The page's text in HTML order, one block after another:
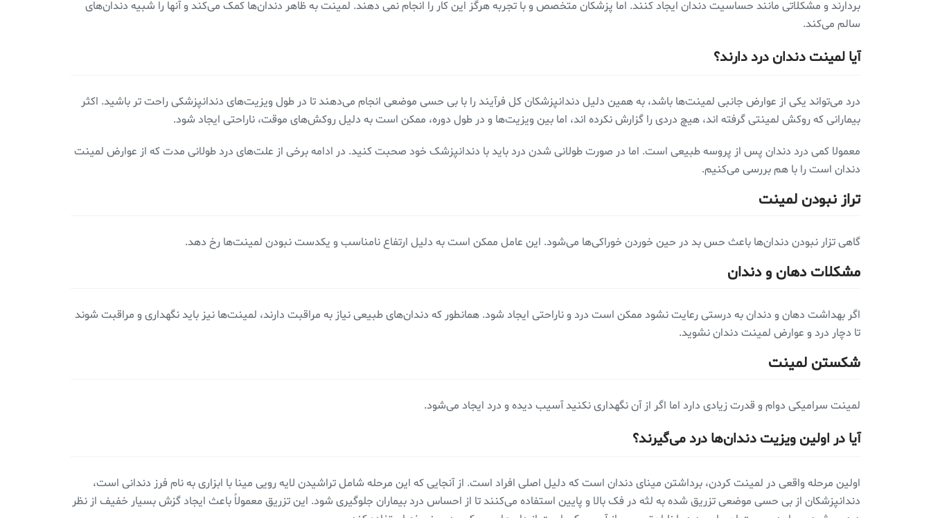
بردارند و مشکلاتی مانند حساسیت دندان ایجاد کنند. اما پزشکان متخصص و با تجربه هرگز این کار را انجام نمی دهند. لمینت به ظاهر دندان‌ها کمک می‌کند و آنها را شبیه دندان‌های
سالم می‌کند.
آیا لمینت دندان درد دارند؟
درد می‌تواند یکی از عوارض جانبی لمینت‌ها باشد، به همین دلیل دندانپزشکان کل فرآیند را با بی حسی موضعی انجام می‌دهند تا در طول ویزیت‌های دندانپزشکی راحت تر باشید. اکثر
بیمارانی که روکش لمینتی گرفته اند، هیچ دردی را گزارش نکرده اند، اما بین ویزیت‌ها و در طول دوره، ممکن است به دلیل روکش‌های موقت، ناراحتی ایجاد شود.
معمولا کمی درد دندان پس از پروسه طبیعی است. اما در صورت طولانی شدن درد باید با دندانپزشک خود صحبت کنید. در ادامه برخی از علت‌های درد طولانی مدت که از عوارض لمینت
دندان است را با هم بررسی می‌کنیم.
تراز نبودن لمینت
گاهی تزار نبودن دندان‌ها باعث حس بد در حین خوردن خوراکی‌ها می‌شود. این عامل ممکن است به دلیل ارتفاع نامناسب و یکدست نبودن لمینت‌ها رخ دهد.
مشکلات دهان و دندان
اگر بهداشت دهان و دندان به درستی رعایت نشود ممکن است درد و ناراحتی ایجاد شود. همانطور که دندان‌های طبیعی نیاز به مراقبت دارند، لمینت‌ها نیز باید نگهداری و مراقبت شوند
تا دچار درد و عوارض لمینت دندان نشوید.
شکستن لمینت
لمینت سرامیکی دوام و قدرت زیادی دارد اما اگر از آن نگهداری نکنید آسیب دیده و درد ایجاد می‌شود.
آیا در اولین ویزیت دندان‌ها درد می‌گیرند؟
اولین مرحله واقعی در لمینت کردن، برداشتن مینای دندان است که دلیل اصلی افراد است. از آنجایی که این مرحله شامل تراشیدن لایه رویی مینا با ابزاری به نام فرز دندانی است،
دندانپزشکان از بی حسی موضعی تزریق شده به لثه در فک بالا و پایین استفاده می‌کنند تا از احساس درد بیماران جلوگیری شود. این تزریق معمولاً باعث ایجاد گزش بسیار خفیف از نظر